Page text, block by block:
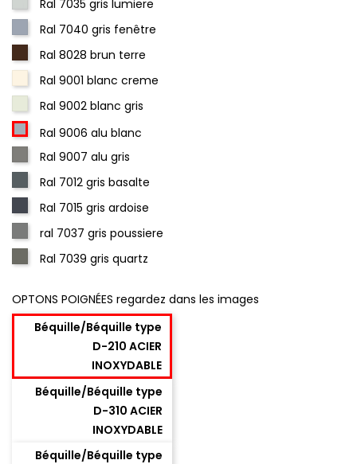
Ral 7035 gris lumiere
Ral 7040 gris fenêtre
Ral 8028 brun terre
Ral 9001 blanc creme
Ral 9002 blanc gris
Ral 9006 alu blanc
Ral 9007 alu gris
Ral 7012 gris basalte
Ral 7015 gris ardoise
ral 7037 gris poussiere
Ral 7039 gris quartz
OPTONS POIGNÉES regardez dans les images
Béquille/Béquille type
D-210 ACIER
INOXYDABLE
Béquille/Béquille type
D-310 ACIER
INOXYDABLE
Béquille/Béquille type